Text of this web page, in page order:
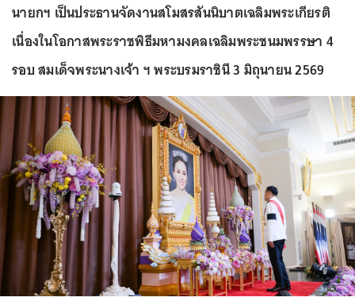
นายกฯ เป็นประธานจัดงานสโมสรสันนิบาตเฉลิมพระเกียรติ
เนื่องในโอกาสพระราชพิธีมหามงคลเฉลิมพระชนมพรรษา 4
รอบ สมเด็จพระนางเจ้า ฯ พระบรมราชินี 3 มิถุนายน 2569